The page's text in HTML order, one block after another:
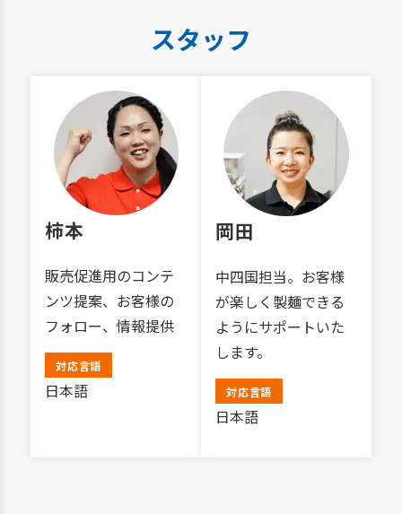
スタッフ
柿本
販売促進用のコンテ
ンツ提案、お客様の
フォロー、情報提供
対応言語
日本語
岡田
中四国担当。お客様
が楽しく製麺できる
ようにサポートいた
します。
対応言語
日本語